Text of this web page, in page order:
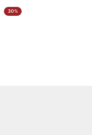
30%